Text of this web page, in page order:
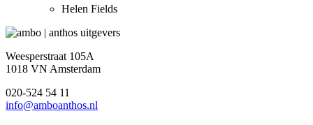
Helen Fields
Weesperstraat 105A
1018 VN Amsterdam
020-524 54 11
info@amboanthos.nl